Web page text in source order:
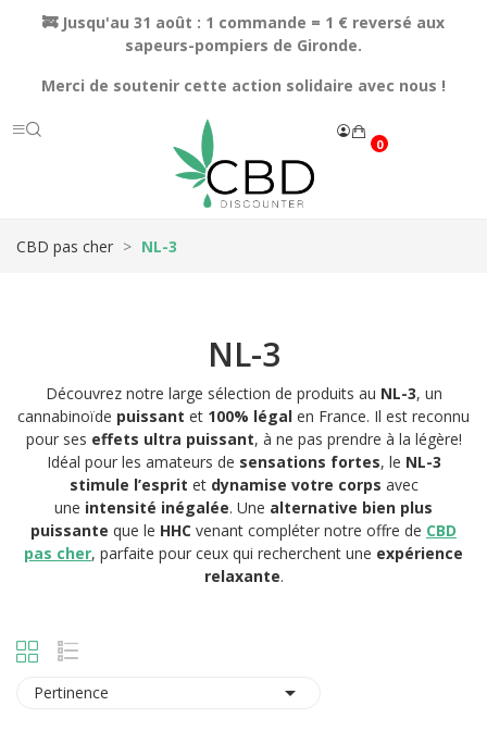
🚒 Jusqu'au 31 août : 1 commande = 1 € reversé aux
sapeurs-pompiers de Gironde.
Merci de soutenir cette action solidaire avec nous !
0
CBD pas cher NL-3
NL-3
Découvrez notre large sélection de produits au NL-3, un
cannabinoïde puissant et 100% légal en France. Il est reconnu
pour ses effets ultra puissant, à ne pas prendre à la légère!
Idéal pour les amateurs de sensations fortes, le NL-3
stimule l’esprit et dynamise votre corps avec
une intensité inégalée. Une alternative bien plus
puissante que le HHC venant compléter notre offre de CBD
pas cher, parfaite pour ceux qui recherchent une expérience
relaxante.
Pertinence 